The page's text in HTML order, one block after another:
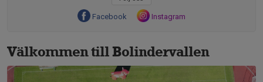
Facebook Instagram
Välkommen till Bolindervallen